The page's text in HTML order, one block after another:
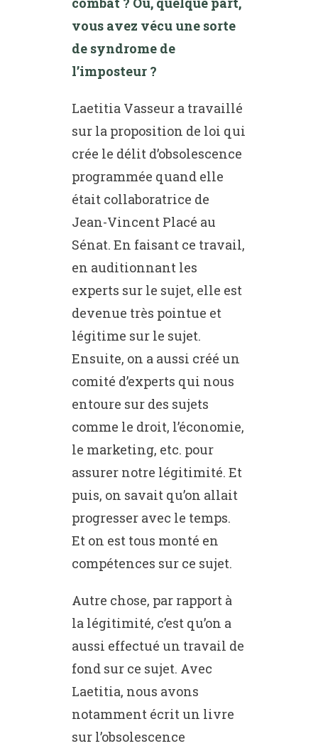
vous avez vécu une sorte
de syndrome de
l’imposteur ?
Laetitia Vasseur a travaillé
sur la proposition de loi qui
crée le délit d’obsolescence
programmée quand elle
était collaboratrice de
Jean-Vincent Placé au
Sénat. En faisant ce travail,
en auditionnant les
experts sur le sujet, elle est
devenue très pointue et
légitime sur le sujet.
Ensuite, on a aussi créé un
comité d’experts qui nous
entoure sur des sujets
comme le droit, l’économie,
le marketing, etc. pour
assurer notre légitimité. Et
puis, on savait qu’on allait
progresser avec le temps.
Et on est tous monté en
compétences sur ce sujet.
Autre chose, par rapport à
la légitimité, c’est qu’on a
aussi effectué un travail de
fond sur ce sujet. Avec
Laetitia, nous avons
notamment écrit un livre
sur l’obsolescence